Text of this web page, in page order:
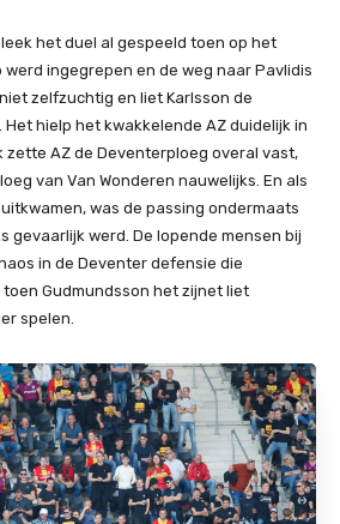
het duel al gespeeld toen op het
ingegrepen en de weg naar Pavlidis
zelfzuchtig en liet Karlsson de
hielp het kwakkelende AZ duidelijk in
zette AZ de Deventerploeg overal vast,
van Van Wonderen nauwelijks. En als
was de passing ondermaats
gevaarlijk werd. De lopende mensen bij
in de Deventer defensie die
Gudmundsson het zijnet liet
spelen.